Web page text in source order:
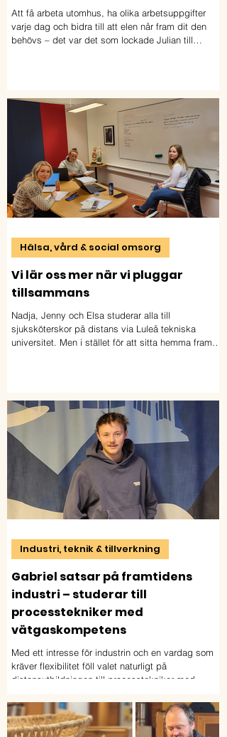
Att få arbeta utomhus, ha olika arbetsuppgifter
varje dag och bidra till att elen når fram dit den
behövs – det var det som lockade Julian till
Vi lär oss mer när vi pluggar
tillsammans
Nadja, Jenny och Elsa studerar alla till
sjuksköterskor på distans via Luleå tekniska
universitet. Men i stället för att sitta hemma framför
Hälsa, vård & social omsorg
Gabriel satsar på framtidens
industri – studerar till
processtekniker med
vätgaskompetens
Med ett intresse för industrin och en vardag som
kräver flexibilitet föll valet naturligt på
distansutbildningen till processtekniker med
redan öppnat dörren till både ny kunskap och
framtida möjligheter inom den gröna industrin.
Industri, teknik & tillverkning